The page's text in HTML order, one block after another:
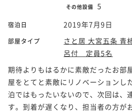
その他設備 5
宿泊日 2019年7月9日
部屋タイプ
さと居 大宮五条 青
呂付 定員5名
期待よりもはるかに素敵だったお部
屋をとてと素敵にリノベーションし
泊ではもったいないので、次回は、
す。到着が遅くなり、担当者の方が